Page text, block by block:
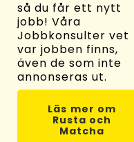
så du får ett nytt
jobb! Våra
Jobbkonsulter vet
var jobben finns,
även de som inte
annonseras ut.
Läs mer om
Rusta och
Matcha